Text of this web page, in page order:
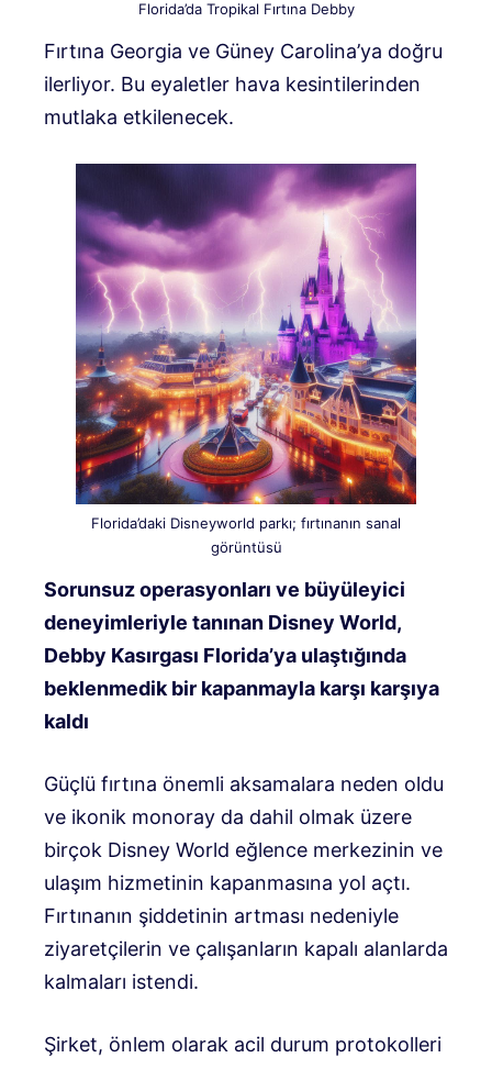
Florida’da Tropikal Fırtına Debby
Fırtına Georgia ve Güney Carolina’ya doğru
ilerliyor. Bu eyaletler hava kesintilerinden
mutlaka etkilenecek.
Florida’daki Disneyworld parkı; fırtınanın sanal
görüntüsü
Sorunsuz operasyonları ve büyüleyici
deneyimleriyle tanınan Disney World,
Debby Kasırgası Florida’ya ulaştığında
beklenmedik bir kapanmayla karşı karşıya
kaldı
Güçlü fırtına önemli aksamalara neden oldu
ve ikonik monoray da dahil olmak üzere
birçok Disney World eğlence merkezinin ve
ulaşım hizmetinin kapanmasına yol açtı.
Fırtınanın şiddetinin artması nedeniyle
ziyaretçilerin ve çalışanların kapalı alanlarda
kalmaları istendi.
Şirket, önlem olarak acil durum protokolleri